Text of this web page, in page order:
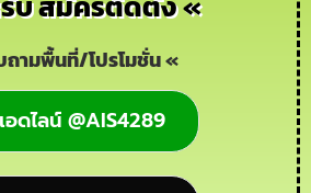
ามพื้นที่/โปรโมชั่น «
อดไลน์ @AIS4289